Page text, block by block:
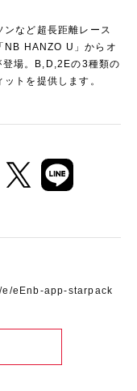
など超長距離レース
NB HANZO U」からオ
場。B,D,2Eの3種類の
トを提供します。
eEnb-app-starpack